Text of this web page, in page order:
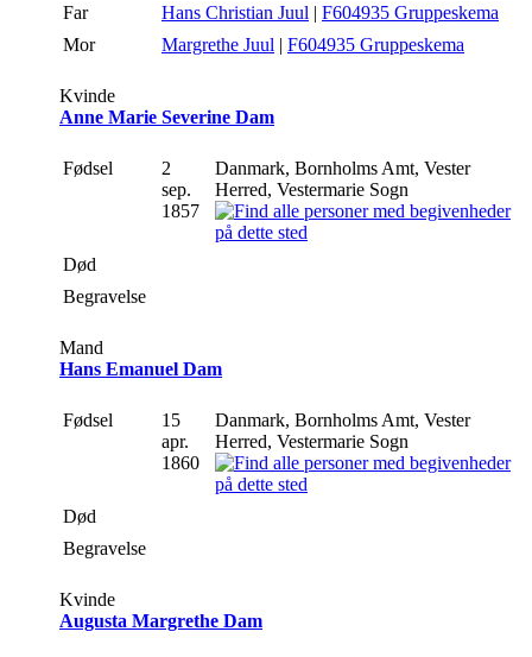
Far
Hans Christian Juul | F604935 Gruppeskema
Mor
Margrethe Juul | F604935 Gruppeskema
Kvinde
Anne Marie Severine Dam
Fødsel
2
sep.
1857
Danmark, Bornholms Amt, Vester
Herred, Vestermarie Sogn
Død
Begravelse
Mand
Hans Emanuel Dam
Fødsel
15
apr.
1860
Danmark, Bornholms Amt, Vester
Herred, Vestermarie Sogn
Død
Begravelse
Kvinde
Augusta Margrethe Dam